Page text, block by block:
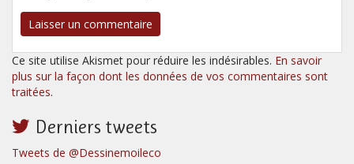
Ce site utilise Akismet pour réduire les indésirables. En savoir
plus sur la façon dont les données de vos commentaires sont
traitées.
Derniers tweets
Tweets de @Dessinemoileco